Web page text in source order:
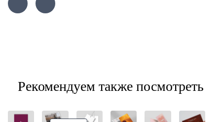
Рекомендуем также посмотреть